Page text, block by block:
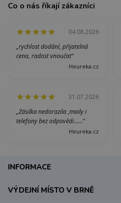
Co o nás říkají zákazníci
04.08.2026
„rychlost dodání, přijatelná
cena, radost vnoučat“
Heureka.cz
31.07.2026
„Zásilka nedorazila ,maily i
telefony bez odpovědi......“
Heureka.cz
INFORMACE
VÝDEJNÍ MÍSTO V BRNĚ